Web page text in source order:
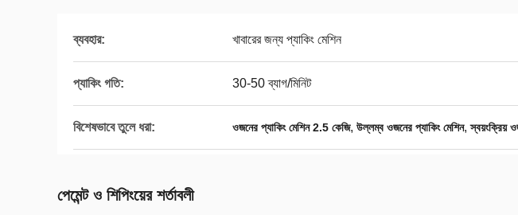
ব্যবহার: খাবারের জন্য প্যাকিং মেশিন
প্যাকিং গতি: 30-50 ব্যাগ/মিনিট
বিশেষভাবে তুলে ধরা: ওজনের প্যাকিং মেশিন 2.5 কেজি, উল্লম্ব ওজনের প্যাকিং মেশিন,স্বয়ংক্রিয়
পেমেন্ট ও শিপিংয়ের শর্তাবলী